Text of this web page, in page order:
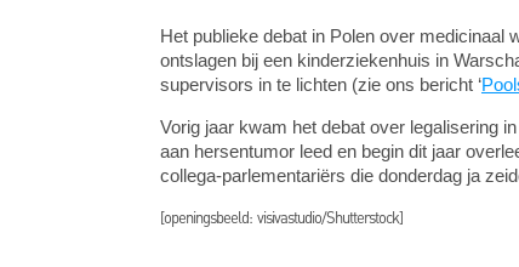
Het publieke debat in Polen over medicinaal
ontslagen bij een kinderziekenhuis in
supervisors in te lichten (zie ons bericht ‘
Vorig jaar kwam het debat over legalisering
aan hersentumor leed en begin dit jaar
collega-parlementariërs die donderdag ja
[openingsbeeld: visivastudio/Shutterstock]